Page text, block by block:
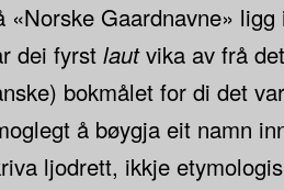
«Norske Gaardnavne»
dei fyrst lautvika av frå
bokmålet for di det
å bøygja eit namn
ljodrett, ikkje